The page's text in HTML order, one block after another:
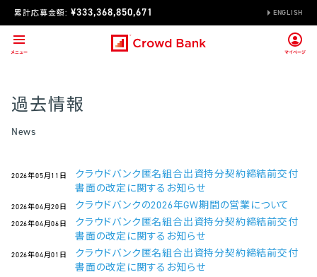
累計応募金額: ¥333,368,850,671 ENGLISH
過去情報
News
2026年05月11日
クラウドバンク匿名組合出資持分契約締結前交付
書面の改定に関するお知らせ
2026年04月20日 クラウドバンクの2026年GW期間の営業について
2026年04月06日
クラウドバンク匿名組合出資持分契約締結前交付
書面の改定に関するお知らせ
2026年04月01日
クラウドバンク匿名組合出資持分契約締結前交付
書面の改定に関するお知らせ